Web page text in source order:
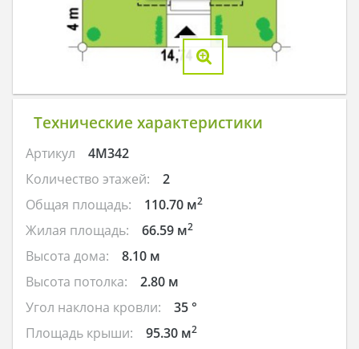
Технические характеристики
Артикул
4M342
Количество этажей:
2
Общая площадь:
110.70 м2
Жилая площадь: 66.59 м2
Высота дома:
8.10 м
Высота потолка:
2.80 м
Угол наклона кровли:
35 °
Площадь крыши:
95.30 м2